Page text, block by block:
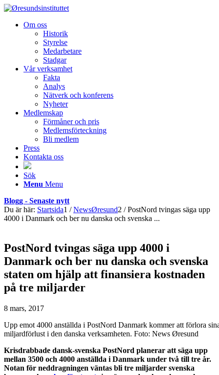
Om oss
Historik
Styrelse
Medarbetare
Stadgar
Vår verksamhet
Fakta
Analys
Nätverk och konferens
Nyheter
Medlemskap
Förmåner och pris
Medlemsförteckning
Bli medlem
Press
Kontakta oss
Sök
Menu Menu
Blogg - Senaste nytt
Du är här: Startsida1 / NewsØresund2 / PostNord tvingas säga upp
4000 i Danmark och ber nu danska och svenska ...
PostNord tvingas säga upp 4000 i
Danmark och ber nu danska och svenska
staten om hjälp att finansiera kostnaden
på tre miljarder
8 mars, 2017
Upp emot 4000 anställda i PostNord Danmark kommer att förlora
miljardförlust i den danska verksamheten. Foto: News Øresund
Krisdrabbade dansk-svenska PostNord planerar att säga upp
mellan 3500 och 4000 anställda i Danmark under två till tre år.
Notan för neddragningen väntas bli tre miljarder svenska